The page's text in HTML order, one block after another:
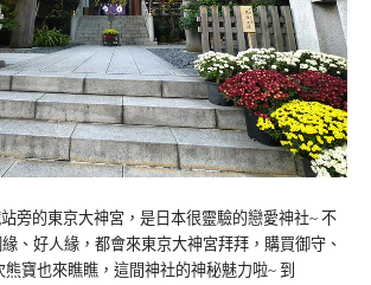
旁的東京大神宮，是日本很靈驗的戀愛神社~ 不
、好人緣，都會來東京大神宮拜拜，購買御守、
寶也來瞧瞧，這間神社的神秘魅力啦~ 到